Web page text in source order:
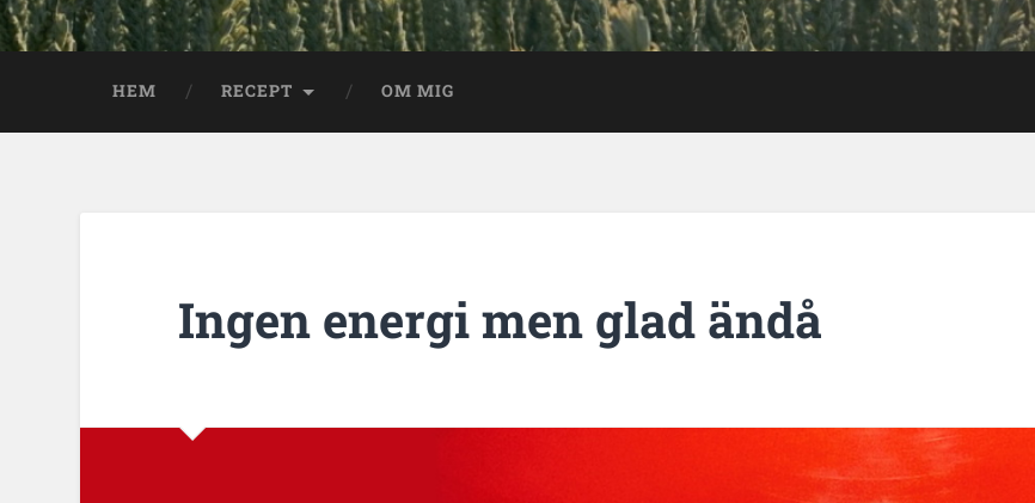
HEM RECEPT OM MIG
Ingen energi men glad ändå